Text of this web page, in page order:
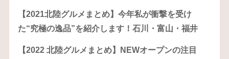
【2021北陸グルメまとめ】今年私が衝撃を受け
た“究極の逸品”を紹介します！石川・富山・福井
【2022 北陸グルメまとめ】NEWオープンの注目